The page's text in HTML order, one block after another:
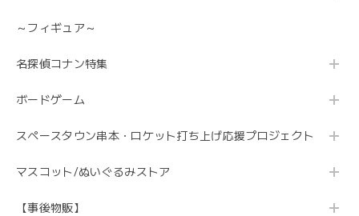
～フィギュア～
名探偵コナン特集
ボードゲーム
スペースタウン串本・ロケット打ち上げ応援プロジェクト
マスコット/ぬいぐるみストア
【事後物販】